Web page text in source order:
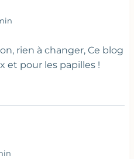
rien à changer, Ce blog
et pour les papilles !